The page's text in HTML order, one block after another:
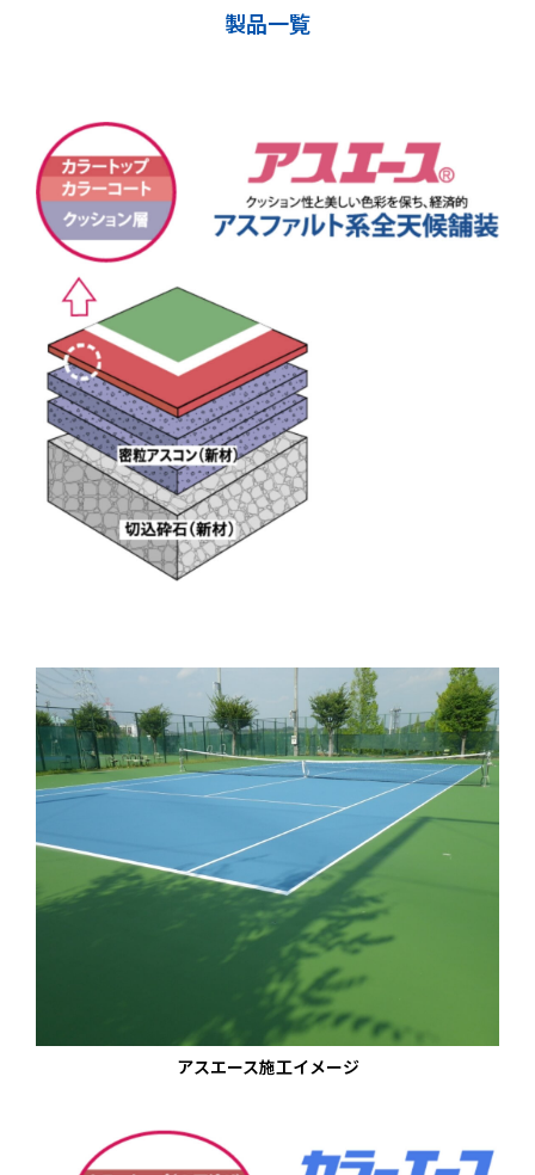
製品一覧
アスエース施工イメージ